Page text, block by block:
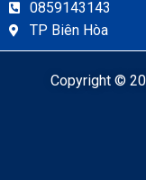
0859143143
TP Biên Hòa
Copyright ©